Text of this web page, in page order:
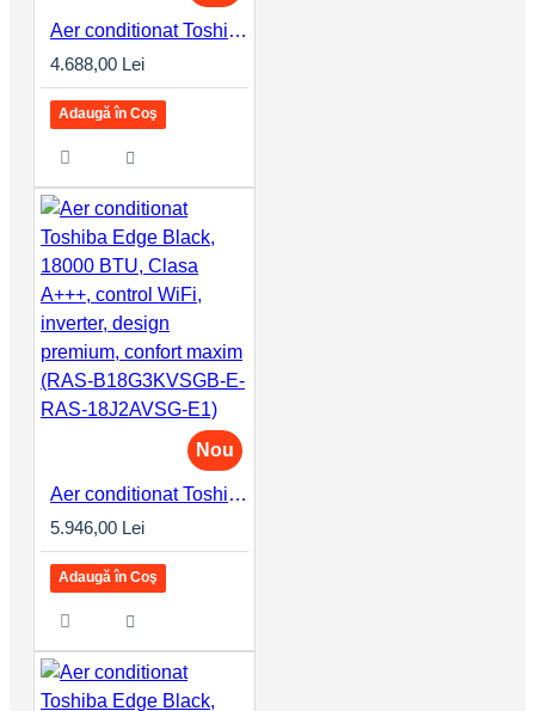
Aer conditionat Toshiba Edge Black, 12000 BTU, Clasa A+++, control WiFi, inverter, design premium, confort maxim (RAS-B13G3KVSGB-E-RAS-13J2AVSG-E1)
4.688,00 Lei
Adaugă în Coş
Nou
Aer conditionat Toshiba Edge Black, 18000 BTU, Clasa A+++, control WiFi, inverter, design premium, confort maxim (RAS-B18G3KVSGB-E-RAS-18J2AVSG-E1)
5.946,00 Lei
Adaugă în Coş